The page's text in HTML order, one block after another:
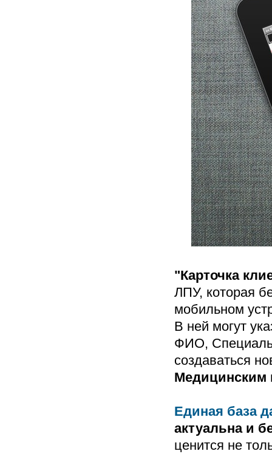
"Карточка
ЛПУ, которая
мобильном
В ней могут
ФИО,
создаваться
Медицинским
Единая база
актуальна и
ценится не